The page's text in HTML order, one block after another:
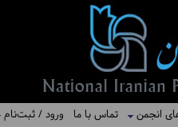
انجمن تماس با ما ورود / ثبت‌نام